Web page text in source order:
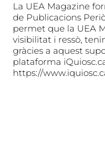
La UEA Magazine
de Publicacions
permet que la UEA
visibilitat i ressò,
gràcies a aquest
plataforma
https://